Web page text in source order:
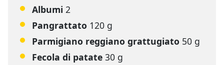
Albumi 2
Pangrattato 120 g
Parmigiano reggiano grattugiato 50 g
Fecola di patate 30 g